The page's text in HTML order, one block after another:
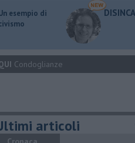
esempio di
Condoglianze
articoli